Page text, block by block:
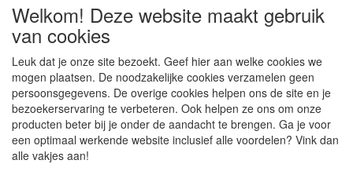
de ogen, spoel dit dan uit met koel water; mochten er hierbij
symptomen optreden, ga dan naar de dokter.
Lees en volg altijd de instructies van de fabrikant die bij de
kaarsen worden geleverd.
Laat een brandende kaars nooit onbeheerd achter.
Brand de kaars buiten het bereik van kinderen en huisdieren.
Knip de lont tot ongeveer 1 cm af voordat u hem aansteekt.
Brand geen kaarsen op of in de buurt van iets dat vlam kan
© COPYRIGHT by Mathmoswinkel.nl
Site Name, Ownership and Design Copyright by
Mathmoswinkel.nl
Copyrighted property may not be distributed, or displayed on
another website, or otherwise copied or reproduced without
our explicit written permission.
For more information on this site please contact:
webmaster@mathmoswinkel.nl
Welkom! Deze website maakt gebruik
van cookies
Leuk dat je onze site bezoekt. Geef hier aan welke cookies we
mogen plaatsen. De noodzakelijke cookies verzamelen geen
persoonsgegevens. De overige cookies helpen ons de site en je
bezoekerservaring te verbeteren. Ook helpen ze ons om onze
producten beter bij je onder de aandacht te brengen. Ga je voor
een optimaal werkende website inclusief alle voordelen? Vink dan
alle vakjes aan!